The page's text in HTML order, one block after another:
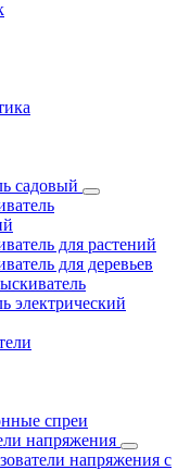
садовый
для растений
для деревьев
электрический
спреи
напряжения
напряжения с